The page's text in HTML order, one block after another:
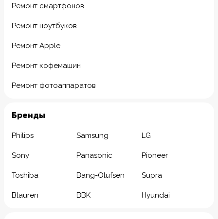
Ремонт смартфонов
Ремонт ноутбуков
Ремонт Apple
Ремонт кофемашин
Ремонт фотоаппаратов
Бренды
Philips Samsung LG
Sony Panasonic Pioneer
Toshiba Bang-Olufsen Supra
Blauren BBK Hyundai